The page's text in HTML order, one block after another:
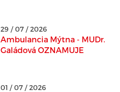
29 / 07 / 2026
Ambulancia Mýtna - MUDr.
Galádová OZNAMUJE
01 / 07 / 2026